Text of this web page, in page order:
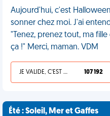
Aujourd'hui, c'est
sonner chez moi. J'ai
"Tenez, prenez tout, ma
ça !" Merci, maman. VDM
JE VALIDE, C'EST UNE VDM 107 192
Été : Soleil, Mer et Gaffes